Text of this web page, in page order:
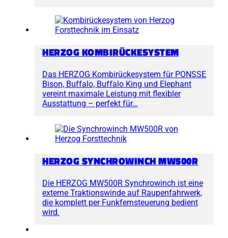
HERZOG KOMBIRÜCKESYSTEM
Das HERZOG Kombirückesystem für PONSSE
Bison, Buffalo, Buffalo King und Elephant
vereint maximale Leistung mit flexibler
Ausstattung – perfekt für…
HERZOG SYNCHROWINCH MW500R
Die HERZOG MW500R Synchrowinch ist eine
externe Traktionswinde auf Raupenfahrwerk,
die komplett per Funkfernsteuerung bedient
wird.